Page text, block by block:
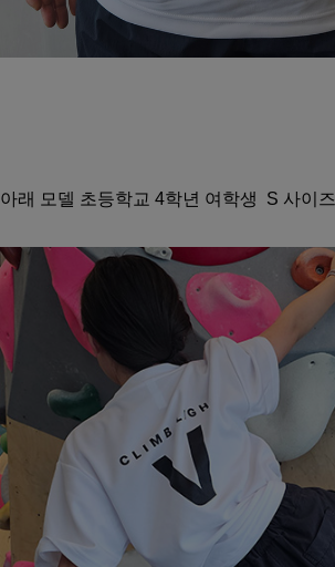
아래 모델 초등학교 4학년 여학생 S 사이즈